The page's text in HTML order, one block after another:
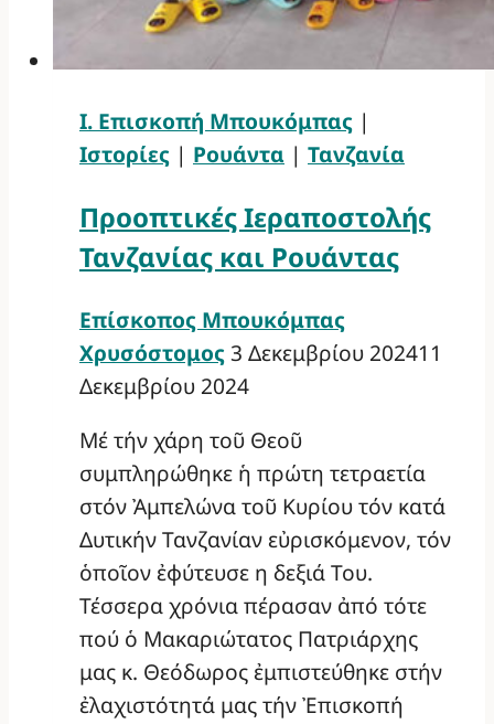
Ι. Επισκοπή Μπουκόμπας |
Ιστορίες | Ρουάντα | Τανζανία
Προοπτικές Ιεραποστολής
Τανζανίας και Ρουάντας
Επίσκοπος Μπουκόμπας
Χρυσόστομος 3 Δεκεμβρίου 202411
Δεκεμβρίου 2024
Μέ τήν χάρη τοῦ Θεοῦ
συμπληρώθηκε ἡ πρώτη τετραετία
στόν Ἀμπελώνα τοῦ Κυρίου τόν κατά
Δυτικήν Τανζανίαν εὐρισκόμενον, τόν
ὁποῖον ἐφύτευσε η δεξιά Του.
Τέσσερα χρόνια πέρασαν ἀπό τότε
πού ὁ Μακαριώτατος Πατριάρχης
μας κ. Θεόδωρος ἐμπιστεύθηκε στήν
ἐλαχιστότητά μας τήν Ἐπισκοπή